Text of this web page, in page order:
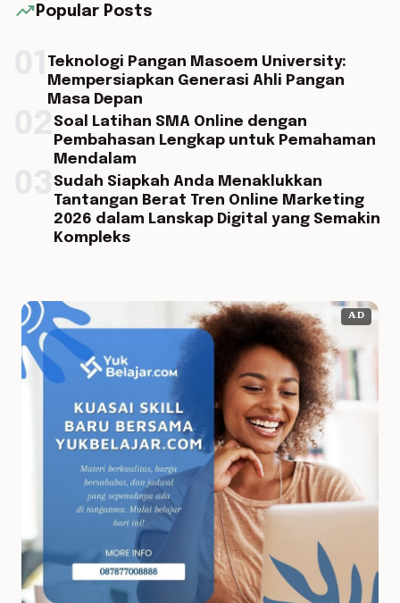
trending_up Popular Posts
Teknologi Pangan Masoem University:
Mempersiapkan Generasi Ahli Pangan
Masa Depan
Soal Latihan SMA Online dengan
Pembahasan Lengkap untuk Pemahaman
Mendalam
Sudah Siapkah Anda Menaklukkan
Tantangan Berat Tren Online Marketing
2026 dalam Lanskap Digital yang Semakin
Kompleks
AD